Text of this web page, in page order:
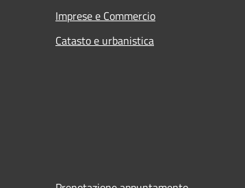
Imprese e Commercio
Catasto e urbanistica